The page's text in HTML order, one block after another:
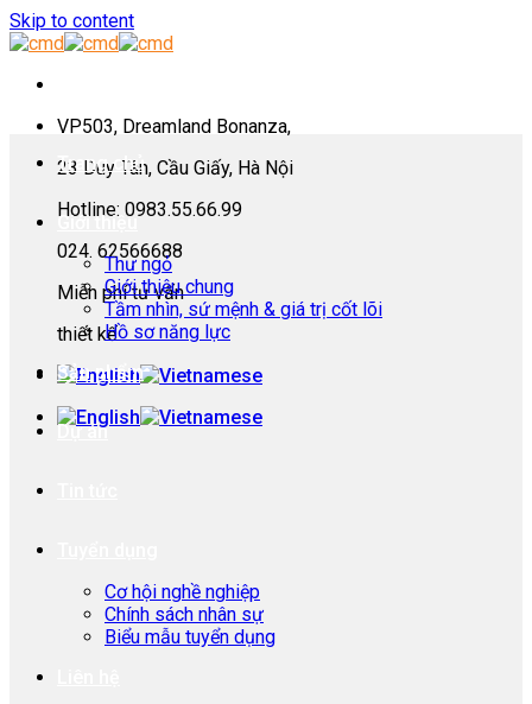
Skip to content
VP503, Dreamland Bonanza,
23 Duy Tân, Cầu Giấy, Hà Nội
Hotline: 0983.55.66.99
024. 62566688
Miễn phí tư vấn
thiết kế
Trang chủ
Giới thiệu
Thư ngỏ
Giới thiệu chung
Tầm nhìn, sứ mệnh & giá trị cốt lõi
Hồ sơ năng lực
Sản phẩm
Dự án
Cơ hội nghề nghiệp
Chính sách nhân sự
Biểu mẫu tuyển dụng